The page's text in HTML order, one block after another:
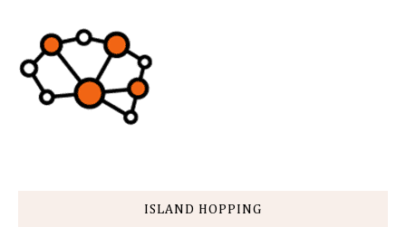
ISLAND HOPPING